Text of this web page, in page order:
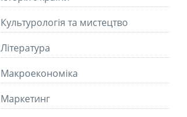
Культурологія та мистецтво
Літературa
Макроекономіка
Маркетинг